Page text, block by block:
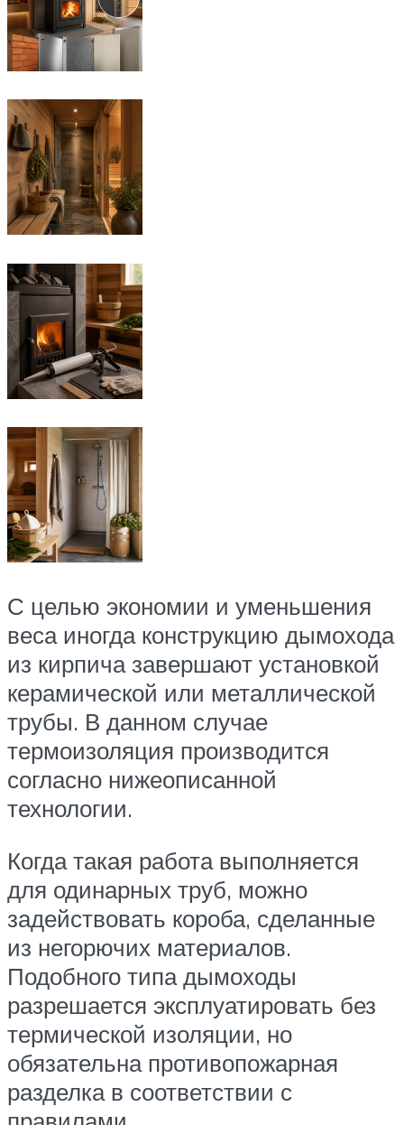
С целью экономии и уменьшения
веса иногда конструкцию дымохода
из кирпича завершают установкой
керамической или металлической
трубы. В данном случае
термоизоляция производится
согласно нижеописанной
технологии.
Когда такая работа выполняется
для одинарных труб, можно
задействовать короба, сделанные
из негорючих материалов.
Подобного типа дымоходы
разрешается эксплуатировать без
термической изоляции, но
обязательна противопожарная
разделка в соответствии с